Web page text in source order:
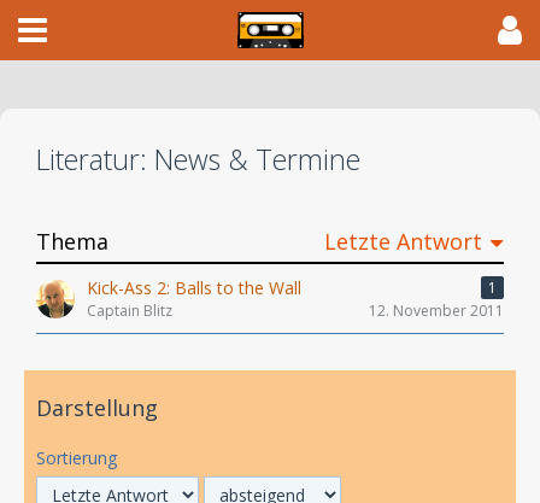
Literatur: News & Termine
Thema Letzte Antwort
Kick-Ass 2: Balls to the Wall
1
Captain Blitz
12. November 2011
Darstellung
Sortierung